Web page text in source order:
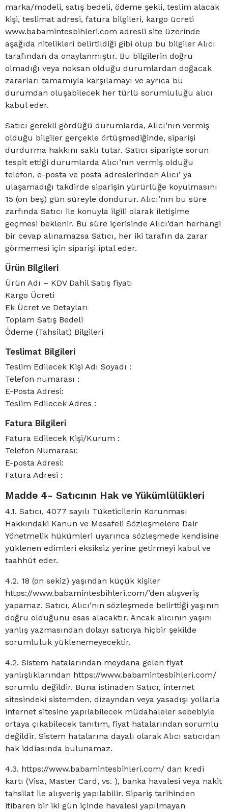
marka/modeli, satış bedeli, ödeme şekli, teslim alacak
kişi, teslimat adresi, fatura bilgileri, kargo ücreti
www.babamintesbihleri.com adresli site üzerinde
aşağıda nitelikleri belirtildiği gibi olup bu bilgiler Alıcı
tarafından da onaylanmıştır. Bu bilgilerin doğru
olmadığı veya noksan olduğu durumlardan doğacak
zararları tamamıyla karşılamayı ve ayrıca bu
durumdan oluşabilecek her türlü sorumluluğu alıcı
kabul eder.
Satıcı gerekli gördüğü durumlarda, Alıcı’nın vermiş
olduğu bilgiler gerçekle örtüşmediğinde, siparişi
durdurma hakkını saklı tutar. Satıcı siparişte sorun
tespit ettiği durumlarda Alıcı’nın vermiş olduğu
telefon, e-posta ve posta adreslerinden Alıcı’ ya
ulaşamadığı takdirde siparişin yürürlüğe koyulmasını
15 (on beş) gün süreyle dondurur. Alıcı’nın bu süre
zarfında Satıcı ile konuyla ilgili olarak iletişime
geçmesi beklenir. Bu süre içerisinde Alıcı’dan herhangi
bir cevap alınamazsa Satıcı, her iki tarafın da zarar
görmemesi için siparişi iptal eder.
Ürün Bilgileri
Ürün Adı – KDV Dahil Satış fiyatı
Kargo Ücreti
Ek Ücret ve Detayları
Toplam Satış Bedeli
Ödeme (Tahsilat) Bilgileri
Teslimat Bilgileri
Teslim Edilecek Kişi Adı Soyadı :
Telefon numarası :
E-Posta Adresi:
Teslim Edilecek Adres :
Fatura Bilgileri
Fatura Edilecek Kişi/Kurum :
Telefon Numarası:
E-posta Adresi:
Fatura Adresi :
Madde 4- Satıcının Hak ve Yükümlülükleri
4.1. Satıcı, 4077 sayılı Tüketicilerin Korunması
Hakkındaki Kanun ve Mesafeli Sözleşmelere Dair
Yönetmelik hükümleri uyarınca sözleşmede kendisine
yüklenen edimleri eksiksiz yerine getirmeyi kabul ve
taahhüt eder.
4.2. 18 (on sekiz) yaşından küçük kişiler
https://www.babamintesbihleri.com/’den alışveriş
yapamaz. Satıcı, Alıcı’nın sözleşmede belirttiği yaşının
doğru olduğunu esas alacaktır. Ancak alıcının yaşını
yanlış yazmasından dolayı satıcıya hiçbir şekilde
sorumluluk yüklenemeyecektir.
4.2. Sistem hatalarından meydana gelen fiyat
yanlışlıklarından https://www.babamintesbihleri.com/
sorumlu değildir. Buna istinaden Satıcı, internet
sitesindeki sistemden, dizayndan veya yasadışı yollarla
internet sitesine yapılabilecek müdahaleler sebebiyle
ortaya çıkabilecek tanıtım, fiyat hatalarından sorumlu
değildir. Sistem hatalarına dayalı olarak Alıcı satıcıdan
hak iddiasında bulunamaz.
4.3. https://www.babamintesbihleri.com/ dan kredi
kartı (Visa, Master Card, vs. ), banka havalesi veya nakit
tahsilat ile alışveriş yapılabilir. Sipariş tarihinden
itibaren bir iki gün içinde havalesi yapılmayan